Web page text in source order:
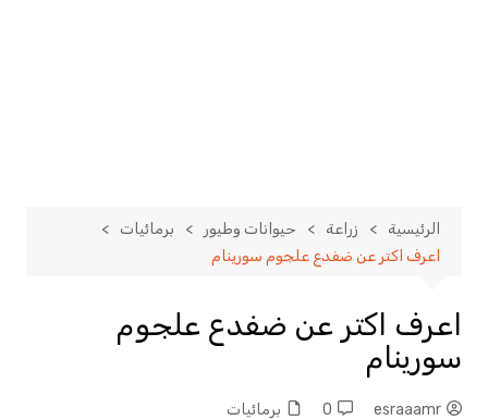
الرئيسية زراعة حيوانات وطيور
برمائيات
اعرف اكتر عن ضفدع علجوم سورينام
اعرف اكتر عن ضفدع علجوم
سورينام
esraaamr
0 برمائيات